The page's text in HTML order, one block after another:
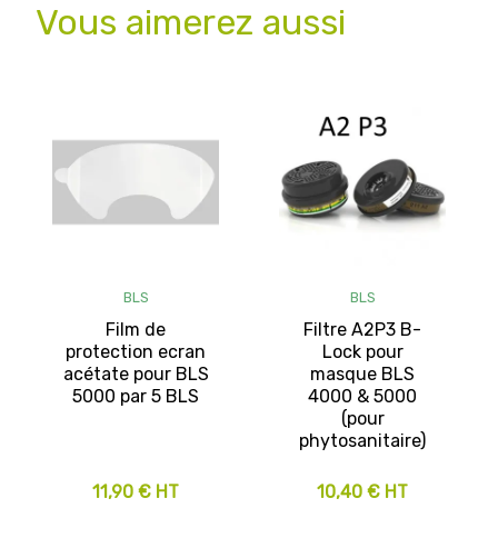
Vous aimerez aussi
BLS
Film de
protection ecran
acétate pour BLS
5000 par 5 BLS
11,90 € HT
BLS
Filtre A2P3 B-
Lock pour
masque BLS
4000 & 5000
(pour
phytosanitaire)
10,40 € HT